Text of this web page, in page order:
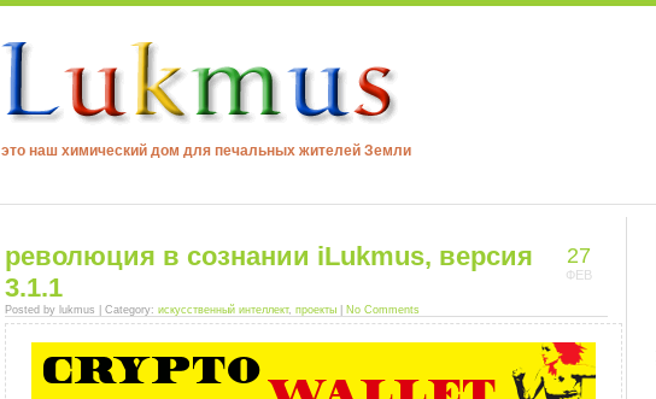
это наш химический дом для печальных жителей Земли
27
ФЕВ
революция в сознании iLukmus, версия
3.1.1
Posted by lukmus | Category: искусственный интеллект, проекты No Comments